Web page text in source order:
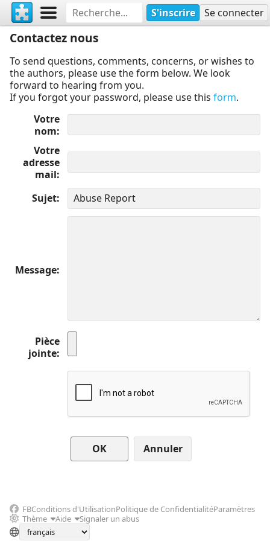
S'inscrire Se connecter
Contactez nous
To send questions, comments, concerns, or wishes to
the authors, please use the form below. We look
forward to hearing from you.
If you forgot your password, please use this form.
Votre
nom
Votre
adresse
mail
Sujet
Message
Pièce
jointe
Annuler
FBConditions d'UtilisationPolitique de ConfidentialitéParamètres
Thème
Aide Signaler un abus